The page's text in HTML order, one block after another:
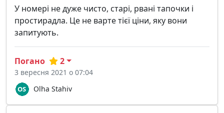
У номері не дуже чисто, старі, рвані тапочки і
простирадла. Це не варте тієї ціни, яку вони
запитують.
Olha Stahiv
Погано 2
3 вересня 2021 о 07:04